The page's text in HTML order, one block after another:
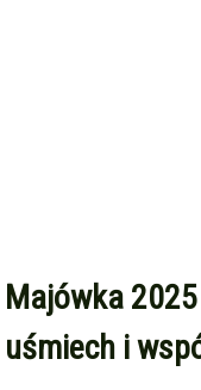
Majówka
uśmiech i